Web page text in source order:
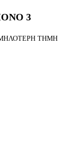
3
ΤΗΜΗ